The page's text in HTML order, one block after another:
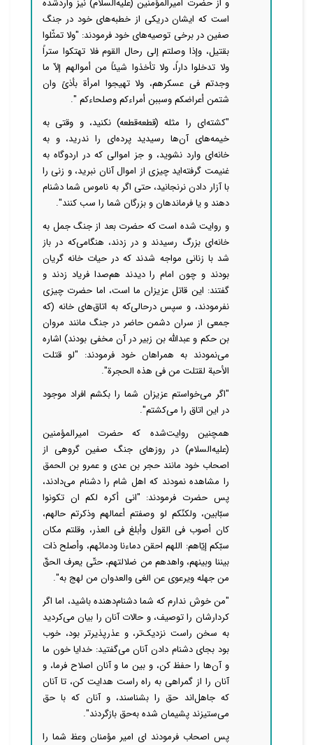
و از حضرت امیرالمؤمنین (علیه‌السلام) نیز واردشده
است که ایشان دریکی از خطبه‌های خود در جنگ
صفین در برخی توصیه‌های خود فرمودند: "ولا تمثّلوا
بقتیل، وإذا وصلتم إلی رحال القوم فلا تهتکوا ستراً
ولا تدخلوا داراً، ولا تأخذوا شیئاً من أموالهم إلاّ ما
وجدتم فی عسکرهم، ولا تهیجوا امرأة بأذیً وان
شتمن أعراضکم وسببن أمراءکم وصلحاءکم ".
"کشته‌ای را مثله (قطعه‌قطعه) نکنید، و وقتی به
خیمه‌های آن‌ها رسیدید پرده‌ای را ندرید، و به
خانه‌ای وارد نشوید، و جز اموالی که در اردوگاه به
غنیمت گرفته‌اید چیزی از اموال آنان نبرید، و زنی را
با آزار دادن نرنجانید، حتی اگر به ناموس شما دشنام
دهند و یا فرماندهان و بزرگان شما را سب کنند".
و روایت ‌شده است که حضرت بعد از جنگ جمل به
خانه‌ای بزرگ رسیدند و در زدند، هنگامی‌که در باز
شد با زنانی مواجه شدند که در حیات خانه گریان
بودند و چون امام را دیدند هم‌صدا فریاد زدند و
گفتند: این قاتل عزیزان ما است، اما حضرت چیزی
نفرمودند، و سپس درحالی‌که به اتاق‌های خانه (که
جمعی از سران دشمن حاضر در جنگ مانند مروان
بن حکم و عبدالله بن زبیر در آن مخفی بودند) اشاره
می‌نمودند به همراهان خود فرمودند: "لو قتلت
الأحبة لقتلت من فی هذه الحجرة".
"اگر می‌خواستم عزیزان شما را بکشم افراد موجود
در این اتاق را می‌کشتم".
همچنین روایت‌شده که حضرت امیرالمؤمنین
(علیه‌السلام) در روزهای جنگ صفین گروهی از
اصحاب خود مانند حجر بن عدی و عمرو بن الحمق
را مشاهده نمودند که اهل شام را دشنام می‌دادند،
پس حضرت فرمودند: "انی أکره لکم ان تکونوا
سبّابین، ولکنّکم لو وصفتم أعمالهم وذکرتم حالهم،
کان أصوب فی القول وأبلغ فی العذر، وقلتم مکان
سبّکم إیّاهم: اللهم احقن دماءنا ودمائهم، وأصلح ذات
بیننا وبینهم، واهدهم من ضلالتهم، حتّی یعرف الحقّ
من جهله ویرعوی عن الغی والعدوان من لهج به".
"من خوش ندارم که شما دشنام‌دهنده باشید، اما اگر
کردارشان را توصیف، و حالات آنان را بیان می‌کردید
به سخن راست نزدیک‌تر، و عذرپذیرتر بود، خوب
بود بجای دشنام دادن آنان می‌گفتید: خدایا خون ما
و آن‌ها را حفظ کن، و بین ما و آنان اصلاح فرما، و
آنان را از گمراهی به راه راست هدایت کن، تا آنان
که جاهل‌اند حق را بشناسند، و آنان که با حق
می‌ستیزند پشیمان شده به‌حق بازگردند".
پس اصحاب فرمودند ای امیر مؤمنان وعظ شما را